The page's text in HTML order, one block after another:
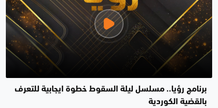
برنامج رؤيا.. مسلسل ليلة السقوط خطوة ايجابية للتعرف
بالقضية الكوردية